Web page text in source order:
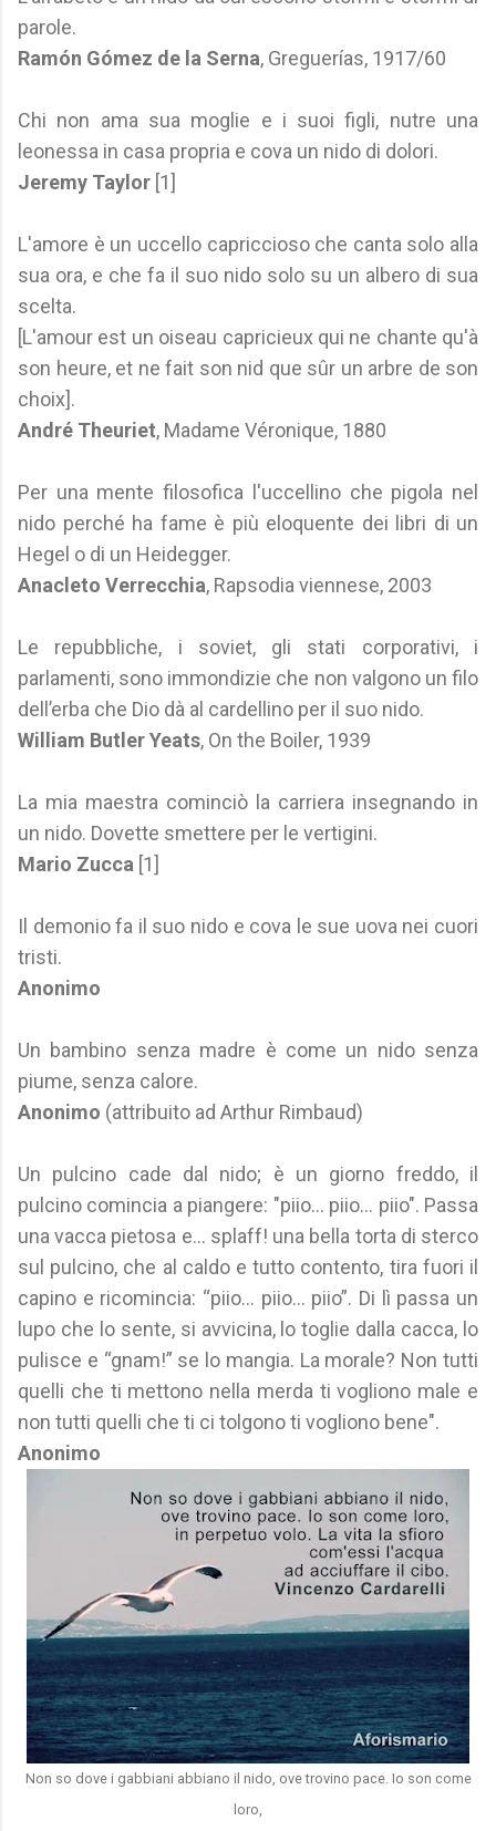
parole.
Ramón Gómez de la Serna, Greguerías, 1917/60
Chi non ama sua moglie e i suoi figli, nutre una
leonessa in casa propria e cova un nido di dolori.
Jeremy Taylor [1]
L'amore è un uccello capriccioso che canta solo alla
sua ora, e che fa il suo nido solo su un albero di sua
scelta.
[L'amour est un oiseau capricieux qui ne chante qu'à
son heure, et ne fait son nid que sûr un arbre de son
choix].
André Theuriet, Madame Véronique, 1880
Per una mente filosofica l'uccellino che pigola nel
nido perché ha fame è più eloquente dei libri di un
Hegel o di un Heidegger.
Anacleto Verrecchia, Rapsodia viennese, 2003
Le repubbliche, i soviet, gli stati corporativi, i
parlamenti, sono immondizie che non valgono un filo
dell’erba che Dio dà al cardellino per il suo nido.
William Butler Yeats, On the Boiler, 1939
La mia maestra cominciò la carriera insegnando in
un nido. Dovette smettere per le vertigini.
Mario Zucca [1]
Il demonio fa il suo nido e cova le sue uova nei cuori
tristi.
Anonimo
Un bambino senza madre è come un nido senza
piume, senza calore.
Anonimo (attribuito ad Arthur Rimbaud)
Un pulcino cade dal nido; è un giorno freddo, il
pulcino comincia a piangere: "piio... piio... piio". Passa
una vacca pietosa e… splaff! una bella torta di sterco
sul pulcino, che al caldo e tutto contento, tira fuori il
capino e ricomincia: “piio... piio... piio”. Di lì passa un
lupo che lo sente, si avvicina, lo toglie dalla cacca, lo
pulisce e “gnam!” se lo mangia. La morale? Non tutti
quelli che ti mettono nella merda ti vogliono male e
non tutti quelli che ti ci tolgono ti vogliono bene".
Anonimo
Non so dove i gabbiani abbiano il nido, ove trovino pace. Io son come
loro,